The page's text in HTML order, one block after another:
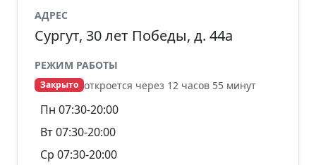
АДРЕС
Сургут, 30 лет Победы, д. 44а
РЕЖИМ РАБОТЫ
Закрыто откроется через 12 часов 55 минут
Пн 07:30-20:00
Вт 07:30-20:00
Ср 07:30-20:00